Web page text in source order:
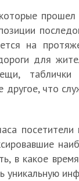
на
для
что
в какое
уникальную